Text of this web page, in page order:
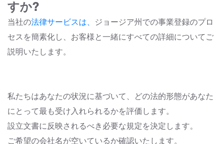
すか?
当社の法律サービスは、
ジョージア州での事業登録のプロ
セスを簡素化し、お客様と一緒にすべての詳細についてご
説明いたします。
私たちはあなたの状況に基づいて、どの法的形態があなた
にとって最も受け入れられるかを評価します。
設立文書に反映されるべき必要な規定を決定します。
ご希望の会社名が空いているか確認いたします。